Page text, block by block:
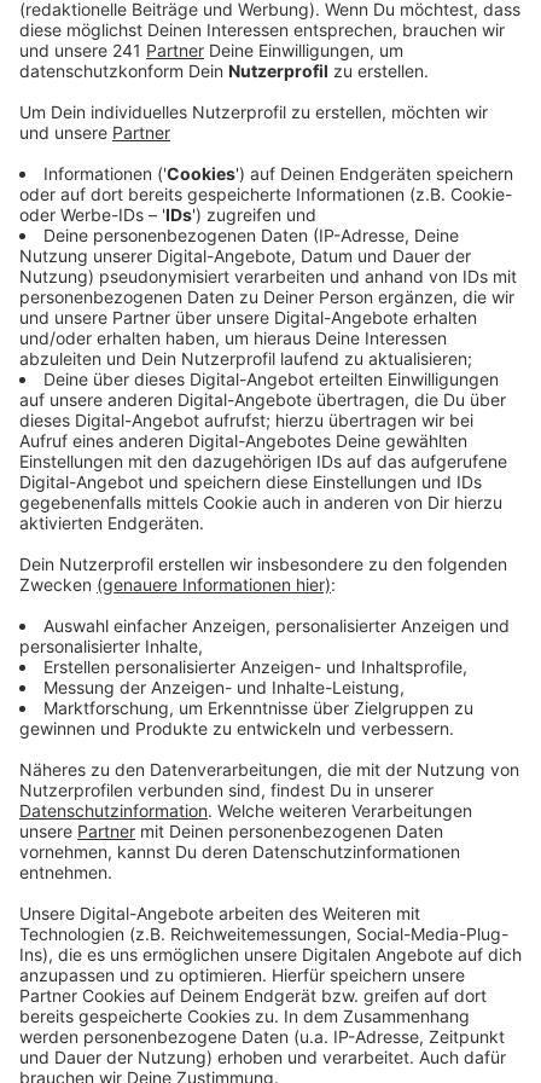
Anzeige
Gegen 02:10 Uhr hatten Zeugen die Feuerwehr
angerufen und das Feuer gemeldet. Vor Ort musste
die Feuerwehr zunächst verhindern, dass das Feuer
von der Laube auf benachbarte Häuser und Bäume
übersprang. Das funktionierte, und die Feuerwehrleute
bekamen den BRand dann auch schnell unter Kontrolle.
Gegen 04:20 Uhr war der Einsatz vorbei. Insgesamt
waren über 40 Feuerwehrleute der Berufsfeuerwehr
und der Freiwilligen Feuerwehr ausLützenkirchen,
Wiesdorf und Steinbüchel im Einsatz,
Anzeige
Anzeige
Letzte Generation blockierte Straße in Leverkusen
Bayer Leverkusen: Neuzugang Xhaka stellt sich vor
Feuerwehreinsatz im Chempark Leverkusen
Anzeige
Anzeige